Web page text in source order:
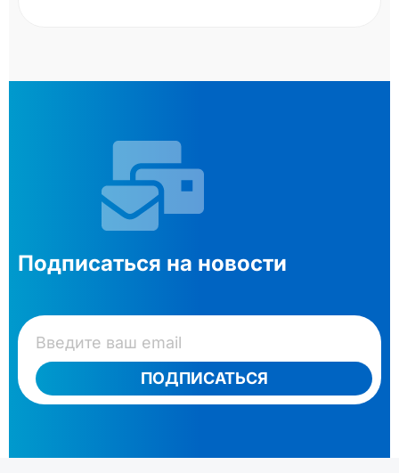
Подписаться на новости
ПОДПИСАТЬСЯ